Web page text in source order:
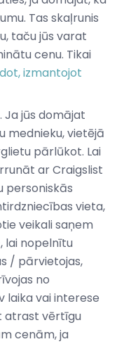
Tas skaļrunis
taču jūs varat
cenu. Tikai
izmantojot
Ja jūs domājat
mednieku, vietējā
pārlūkot. Lai
ar Craigslist
personiskās
vieta,
veikali saņem
lai nopelnītu
/ pārvietojas,
no
laika vai interese
atrast vērtīgu
cenām, ja